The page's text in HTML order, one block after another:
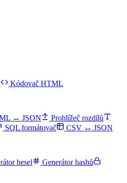
Kódovač HTML
↔ JSON
Prohlížeč rozdílů
SQL formátovač
CSV ↔ JSON
hesel
Generátor hashů